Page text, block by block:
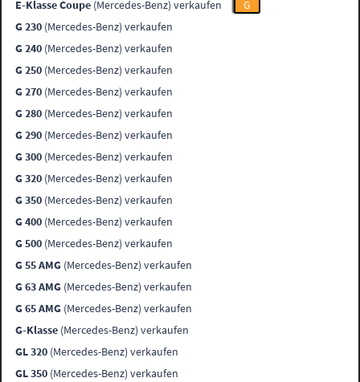
E-Klasse Coupe (Mercedes-Benz) verkaufen
G
G 230 (Mercedes-Benz) verkaufen
G 240 (Mercedes-Benz) verkaufen
G 250 (Mercedes-Benz) verkaufen
G 270 (Mercedes-Benz) verkaufen
G 280 (Mercedes-Benz) verkaufen
G 290 (Mercedes-Benz) verkaufen
G 300 (Mercedes-Benz) verkaufen
G 320 (Mercedes-Benz) verkaufen
G 350 (Mercedes-Benz) verkaufen
G 400 (Mercedes-Benz) verkaufen
G 500 (Mercedes-Benz) verkaufen
G 55 AMG (Mercedes-Benz) verkaufen
G 63 AMG (Mercedes-Benz) verkaufen
G 65 AMG (Mercedes-Benz) verkaufen
G-Klasse (Mercedes-Benz) verkaufen
GL 320 (Mercedes-Benz) verkaufen
GL 350 (Mercedes-Benz) verkaufen